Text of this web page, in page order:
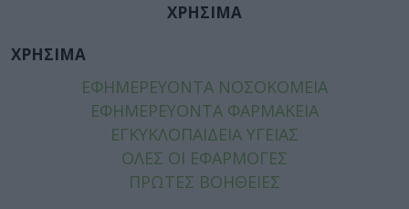
ΧΡΗΣΙΜΑ
ΧΡΗΣΙΜΑ
ΕΦΗΜΕΡΕΥΟΝΤΑ ΝΟΣΟΚΟΜΕΙΑ
ΕΦΗΜΕΡΕΥΟΝΤΑ ΦΑΡΜΑΚΕΙΑ
ΕΓΚΥΚΛΟΠΑΙΔΕΙΑ ΥΓΕΙΑΣ
ΟΛΕΣ ΟΙ ΕΦΑΡΜΟΓΕΣ
ΠΡΩΤΕΣ ΒΟΗΘΕΙΕΣ